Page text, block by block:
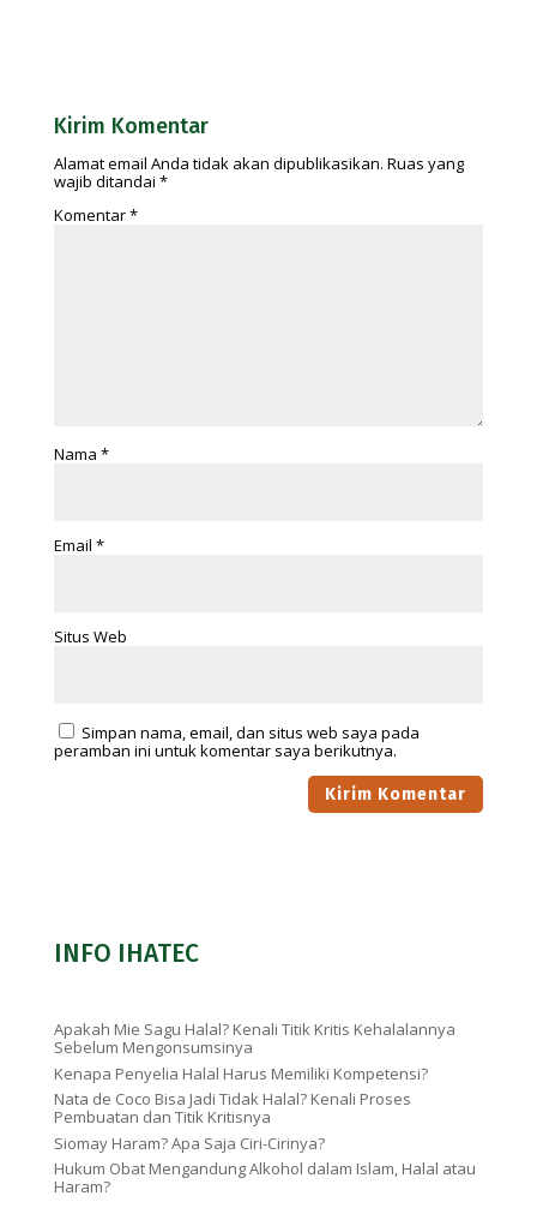
Kirim Komentar
Alamat email Anda tidak akan dipublikasikan. Ruas yang
wajib ditandai *
Komentar*
Nama *
Email *
Situs Web
Simpan nama, email, dan situs web saya pada
peramban ini untuk komentar saya berikutnya.
INFO IHATEC
Apakah Mie Sagu Halal? Kenali Titik Kritis Kehalalannya
Sebelum Mengonsumsinya
Kenapa Penyelia Halal Harus Memiliki Kompetensi?
Nata de Coco Bisa Jadi Tidak Halal? Kenali Proses
Pembuatan dan Titik Kritisnya
Siomay Haram? Apa Saja Ciri-Cirinya?
Hukum Obat Mengandung Alkohol dalam Islam, Halal atau
Haram?